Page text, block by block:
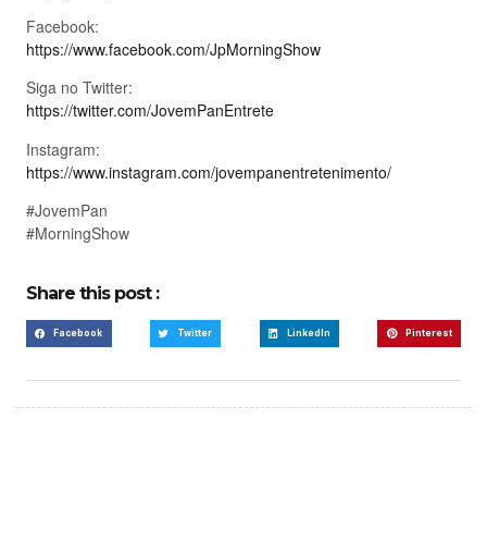
Facebook:
https://www.facebook.com/JpMorningShow
Siga no Twitter:
https://twitter.com/JovemPanEntrete
Instagram:
https://www.instagram.com/jovempanentretenimento/
#JovemPan
#MorningShow
Share this post :
Facebook Twitter LinkedIn Pinterest